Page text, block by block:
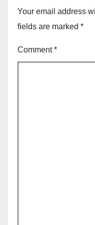
Your email address
fields are marked *
Comment*